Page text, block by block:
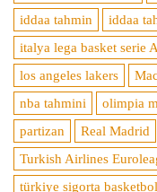
iddaa tahmin
iddaa
italya lega basket serie A
los angeles lakers
nba tahmini
olimpia
partizan
Real Madrid
Turkish Airlines
türkiye sigorta